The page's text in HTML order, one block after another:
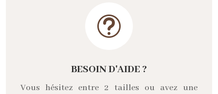
t
BESOIN D'AIDE ?
Vous hésitez entre 2 tailles ou avez une